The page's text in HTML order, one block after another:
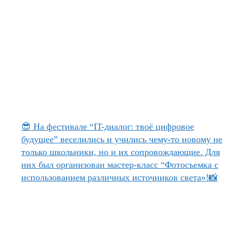
😎 На фестивале “IT-диалог: твоё цифровое
будущее” веселились и учились чему-то новому не
только школьники, но и их сопровождающие. Для
них был организован мастер-класс “Фотосъемка с
использованием различных источников света»!📸